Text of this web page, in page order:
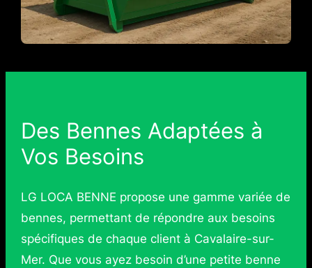
Des Bennes Adaptées à
Vos Besoins
LG LOCA BENNE propose une gamme variée de
bennes, permettant de répondre aux besoins
spécifiques de chaque client à Cavalaire-sur-
Mer. Que vous ayez besoin d’une petite benne